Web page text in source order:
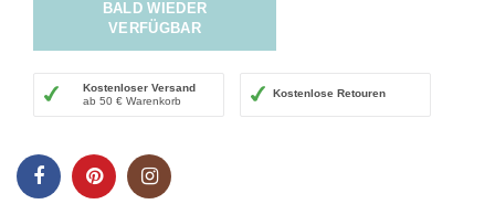
BALD WIEDER
VERFÜGBAR
Kostenloser Versand
ab 50 € Warenkorb
Kostenlose Retouren